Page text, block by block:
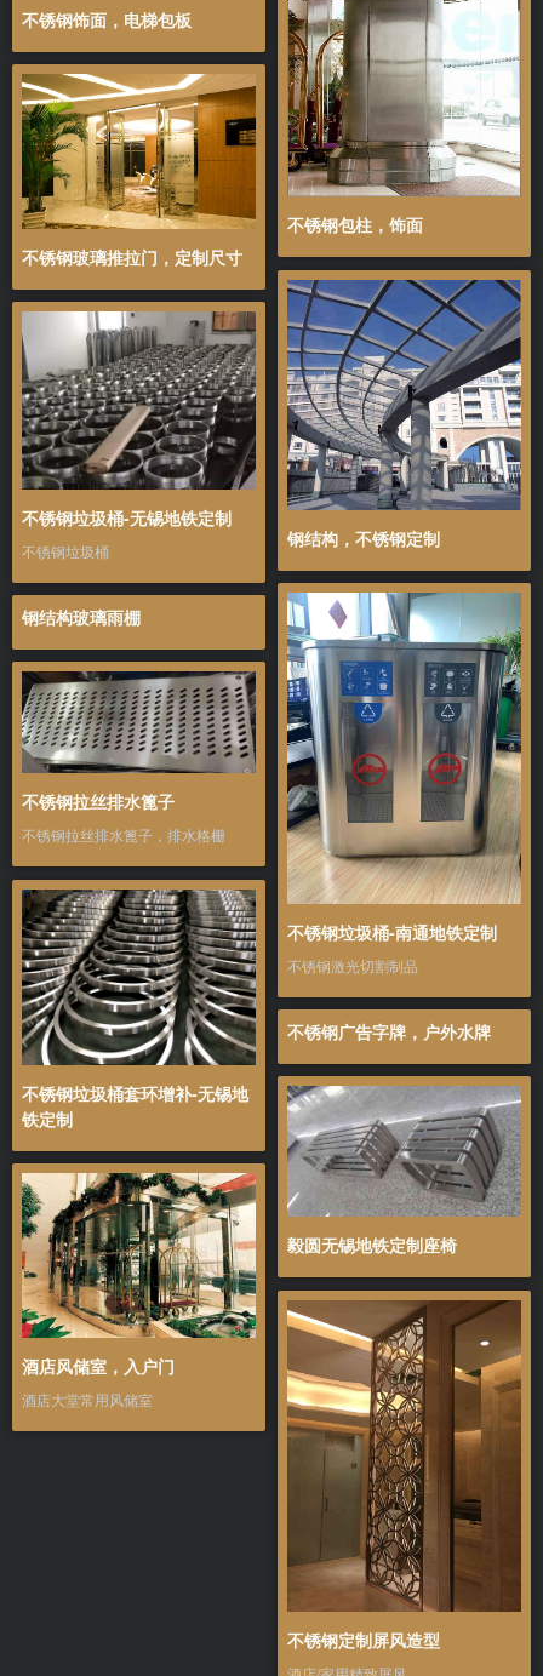
不锈钢饰面，电梯包板
不锈钢包柱，饰面
不锈钢玻璃推拉门，定制尺寸
钢结构，不锈钢定制
不锈钢垃圾桶-无锡地铁定制
不锈钢垃圾桶
不锈钢垃圾桶-南通地铁定制
不锈钢激光切割制品
钢结构玻璃雨棚
不锈钢拉丝排水篦子
不锈钢拉丝排水篦子，排水格栅
不锈钢垃圾桶套环增补-无锡地
铁定制
不锈钢广告字牌，户外水牌
毅圆无锡地铁定制座椅
酒店风储室，入户门
酒店大堂常用风储室
不锈钢定制屏风造型